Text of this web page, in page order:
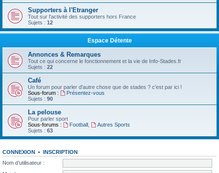
Supporters à l'Etranger
Tout sur l'activité des supporters hors France
Sujets : 12
Espace Détente
Annonces & Remarques
Tout ce qui concerne le fonctionnement et la vie de Info-Stades.fr
Sujets : 22
Café
Un forum pour parler d'autre chose que de stades ? c'est par ici !
Sous-forum :
Présentez-vous
Sujets : 90
La pelouse
Pour parler sport
Sous-forums :
Football,
Autres Sports
Sujets : 63
CONNEXION • INSCRIPTION
Nom d’utilisateur :